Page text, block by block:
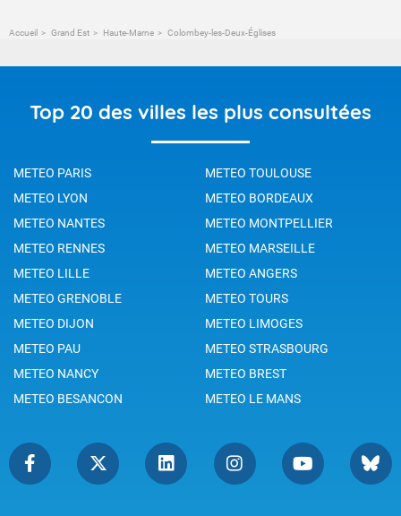
Accueil Grand Est Haute-Marne Colombey-les-Deux-Églises
Top 20 des villes les plus consultées
METEO PARIS
METEO TOULOUSE
METEO LYON
METEO BORDEAUX
METEO NANTES
METEO MONTPELLIER
METEO RENNES
METEO MARSEILLE
METEO LILLE
METEO ANGERS
METEO GRENOBLE
METEO TOURS
METEO DIJON
METEO LIMOGES
METEO PAU
METEO STRASBOURG
METEO NANCY
METEO BREST
METEO BESANCON
METEO LE MANS